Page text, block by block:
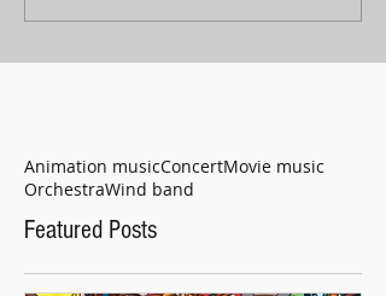
Animation musicConcertMovie music
OrchestraWind band
Featured Posts